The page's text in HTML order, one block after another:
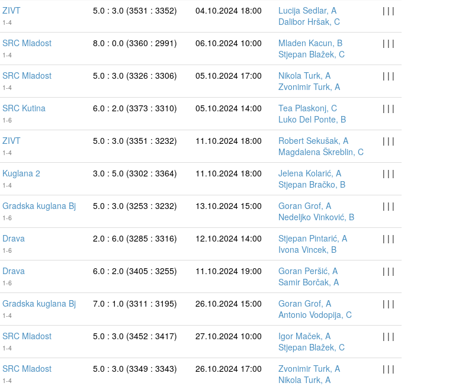
ZIVT
1-4
5.0 : 3.0 (3531 : 3352) 04.10.2024 18:00
Lucija Sedlar, A
Dalibor Hršak, C
| | |
SRC Mladost
1-4
8.0 : 0.0 (3360 : 2991) 06.10.2024 10:00
Mladen Kacun, B
Stjepan Blažek, C
| | |
SRC Mladost
1-4
5.0 : 3.0 (3326 : 3306) 05.10.2024 17:00
Nikola Turk, A
Zvonimir Turk, A
| | |
SRC Kutina
1-6
6.0 : 2.0 (3373 : 3310) 05.10.2024 14:00
Tea Plaskonj, C
Luko Del Ponte, B
| | |
ZIVT
1-4
5.0 : 3.0 (3351 : 3232) 11.10.2024 18:00
Robert Sekušak, A
Magdalena Škreblin, C
| | |
Kuglana 2
1-4
3.0 : 5.0 (3302 : 3364) 11.10.2024 18:00
Jelena Kolarić, A
Stjepan Bračko, B
| | |
Gradska kuglana Bj
1-6
5.0 : 3.0 (3253 : 3232) 13.10.2024 15:00
Goran Grof, A
Nedeljko Vinković, B
| | |
Drava
1-6
2.0 : 6.0 (3285 : 3316) 12.10.2024 14:00
Stjepan Pintarić, A
Ivona Vincek, B
| | |
Drava
1-6
6.0 : 2.0 (3405 : 3255) 11.10.2024 19:00
Goran Peršić, A
Samir Borčak, A
| | |
Gradska kuglana Bj
1-4
7.0 : 1.0 (3311 : 3195) 26.10.2024 15:00
Goran Grof, A
Antonio Vodopija, C
| | |
SRC Mladost
1-4
5.0 : 3.0 (3452 : 3417) 27.10.2024 10:00
Igor Maček, A
Stjepan Blažek, C
| | |
SRC Mladost
1-4
5.0 : 3.0 (3349 : 3343) 26.10.2024 17:00
Zvonimir Turk, A
Nikola Turk, A
| | |